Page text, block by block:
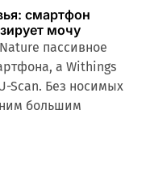
смартфон
мочу
пассивное
а Withings
Scan. Без носимых
большим